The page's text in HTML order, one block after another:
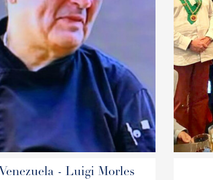
Venezuela - Luigi Morles